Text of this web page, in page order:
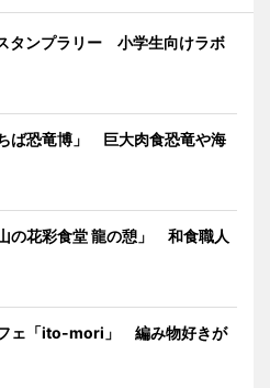
タンプラリー 小学生向けラボ
ば恐竜博」 巨大肉食恐竜や海
の花彩食堂 龍の憩」 和食職人
ェ「ito-mori」 編み物好きが